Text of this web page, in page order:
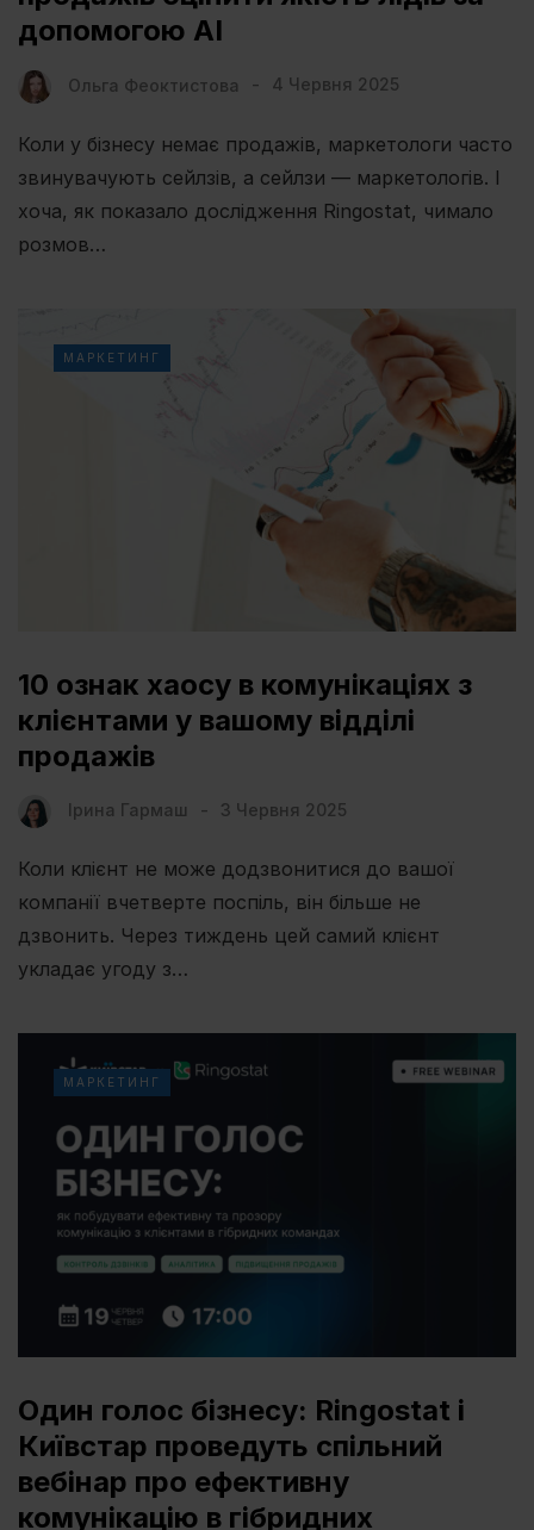
допомогою AI
Ольга Феоктистова 4 Червня 2025
Коли у бізнесу немає продажів, маркетологи часто
звинувачують сейлзів, а сейлзи — маркетологів. І
хоча, як показало дослідження Ringostat, чимало
розмов…
МАРКЕТИНГ
10 ознак хаосу в комунікаціях з
клієнтами у вашому відділі
продажів
Ірина Гармаш 3 Червня 2025
Коли клієнт не може додзвонитися до вашої
компанії вчетверте поспіль, він більше не
дзвонить. Через тиждень цей самий клієнт
укладає угоду з…
МАРКЕТИНГ
Один голос бізнесу: Ringostat і
Київстар проведуть спільний
вебінар про ефективну
комунікацію в гібридних